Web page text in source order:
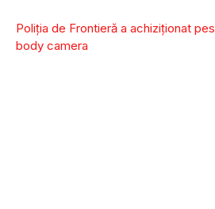
Poliţia de Frontieră a achiziţionat
body camera